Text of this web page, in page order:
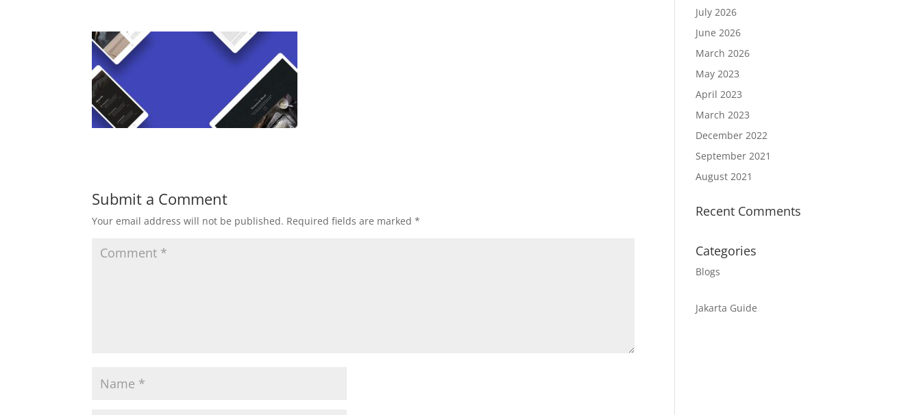
Submit a Comment
Your email address will not be published. Required fields are marked*
July 2026
June 2026
March 2026
May 2023
April 2023
March 2023
December 2022
September 2021
August 2021
Recent Comments
Categories
Blogs
Jakarta Guide